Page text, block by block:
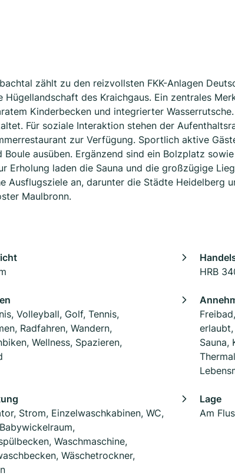
zählt zu den reizvollsten FKK-Anlagen
Hügellandschaft des Kraichgaus. Ein zentrales
Kinderbecken und integrierter
Für soziale Interaktion stehen der
zur Verfügung. Sportlich aktive
Boule ausüben. Ergänzend sind ein Bolzplatz
Erholung laden die Sauna und die großzügige
Ausflugsziele an, darunter die Städte Heidelberg
Maulbronn.
HRB
Volleyball, Golf, Tennis,
Radfahren, Wandern,
Wellness, Spazieren,
erlaubt,
Sauna,
Strom, Einzelwaschkabinen, WC,
Waschmaschine,
Wäschetrockner,
Lage
Am